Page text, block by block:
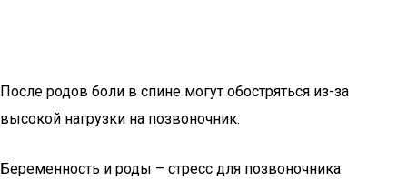
После родов боли в спине могут обостряться из-за
высокой нагрузки на позвоночник.
Беременность и роды – стресс для позвоночника